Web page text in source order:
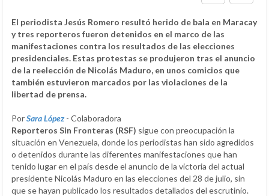
El periodista Jesús Romero resultó herido de bala en Maracay
y tres reporteros fueron detenidos en el marco de las
manifestaciones contra los resultados de las elecciones
presidenciales. Estas protestas se produjeron tras el anuncio
de la reelección de Nicolás Maduro, en unos comicios que
también estuvieron marcados por las violaciones de la
libertad de prensa.
PorSara López - Colaboradora
Reporteros Sin Fronteras (RSF) sigue con preocupación la
situación en Venezuela, donde los periodistas han sido agredidos
o detenidos durante las diferentes manifestaciones que han
tenido lugar en el país desde el anuncio de la victoria del actual
presidente Nicolás Maduro en las elecciones del 28 de julio, sin
que se hayan publicado los resultados detallados del escrutinio.